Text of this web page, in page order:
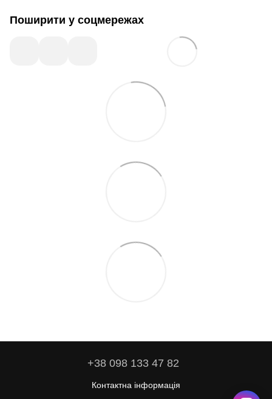
Поширити у соцмережах
+38 098 133 47 82
Контактна інформація